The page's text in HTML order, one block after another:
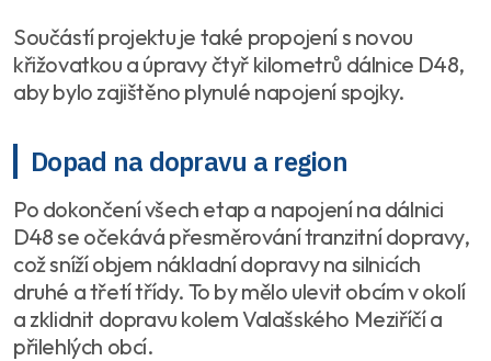
Součástí projektu je také propojení s novou
křižovatkou a úpravy čtyř kilometrů dálnice D48,
aby bylo zajištěno plynulé napojení spojky.
Dopad na dopravu a region
Po dokončení všech etap a napojení na dálnici
D48 se očekává přesměrování tranzitní dopravy,
což sníží objem nákladní dopravy na silnicích
druhé a třetí třídy. To by mělo ulevit obcím v okolí
a zklidnit dopravu kolem Valašského Meziříčí a
přilehlých obcí.